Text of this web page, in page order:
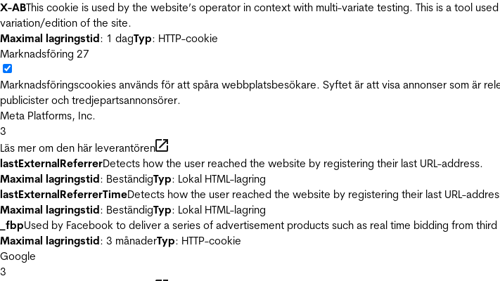
X-ABThis cookie is used by the website’s operator in context with multi-variate testing. This is a tool
variation/edition of the site.
Maximal lagringstid: 1 dagTyp: HTTP-cookie
Marknadsföring 27
Marknadsföringscookies används för att spåra webbplatsbesökare. Syftet är att visa annonser som är
publicister och tredjepartsannonsörer.
Meta Platforms, Inc.
3
Läs mer om den här leverantören
lastExternalReferrerDetects how the user reached the website by registering their last URL-address.
Maximal lagringstid: BeständigTyp: Lokal HTML-lagring
lastExternalReferrerTimeDetects how the user reached the website by registering their last URL-
Maximal lagringstid: BeständigTyp: Lokal HTML-lagring
_fbpUsed by Facebook to deliver a series of advertisement products such as real time bidding from
Maximal lagringstid: 3 månaderTyp: HTTP-cookie
Google
3